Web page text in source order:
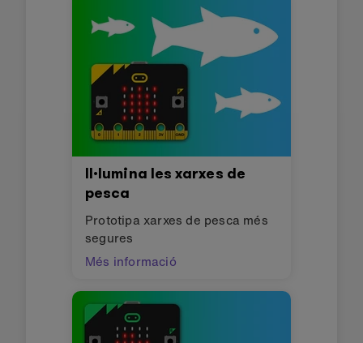
Il·lumina les xarxes de
pesca
Prototipa xarxes de pesca més
segures
Més informació